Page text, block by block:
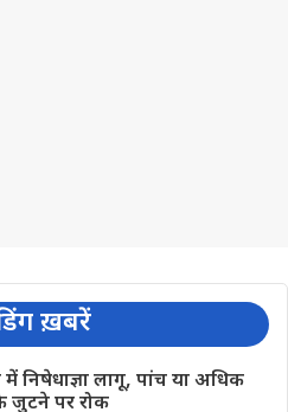
ख़बरें
निषेधाज्ञा लागू, पांच या अधिक
जुटने पर रोक